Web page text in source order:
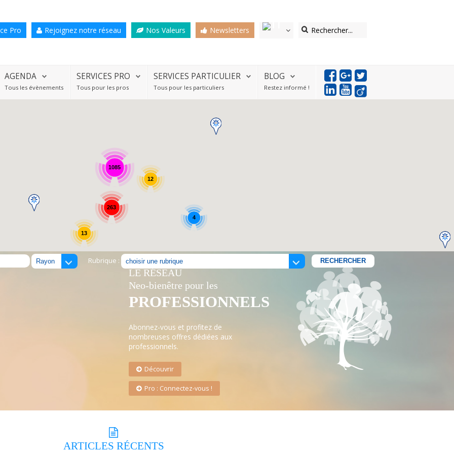
Pro Rejoignez notre réseau Nos Valeurs Newsletters
AGENDA
Tous les évènements
SERVICES PRO
Tous pour les pros
SERVICES PARTICULIER
Tous pour les particuliers
BLOG
Restez informé !
1085
13
263
4
12
Rubrique :
LE RÉSEAU
Neo-bienêtre pour les
PROFESSIONNELS
Abonnez-vous et profitez de
nombreuses offres dédiées aux
professionnels.
Découvrir
Pro : Connectez-vous !
ARTICLES RÉCENTS